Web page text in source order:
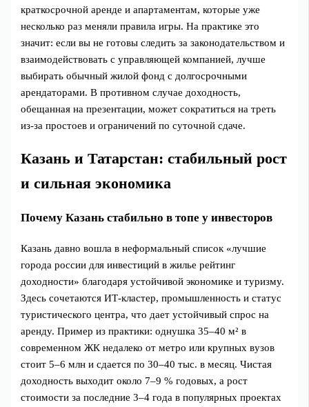
краткосрочной аренде и апартаментам, которые уже
несколько раз меняли правила игры. На практике это
значит: если вы не готовы следить за законодательством и
взаимодействовать с управляющей компанией, лучше
выбирать обычный жилой фонд с долгосрочными
арендаторами. В противном случае доходность,
обещанная на презентации, может сократиться на треть
из‑за простоев и ограничений по суточной сдаче.
Казань и Татарстан: стабильный рост
и сильная экономика
Почему Казань стабильно в топе у инвесторов
Казань давно вошла в неформальный список «лучшие
города россии для инвестиций в жилье рейтинг
доходности» благодаря устойчивой экономике и туризму.
Здесь сочетаются ИТ‑кластер, промышленность и статус
туристического центра, что дает устойчивый спрос на
аренду. Пример из практики: однушка 35–40 м² в
современном ЖК недалеко от метро или крупных вузов
стоит 5–6 млн и сдается по 30–40 тыс. в месяц. Чистая
доходность выходит около 7–9 % годовых, а рост
стоимости за последние 3–4 года в популярных проектах